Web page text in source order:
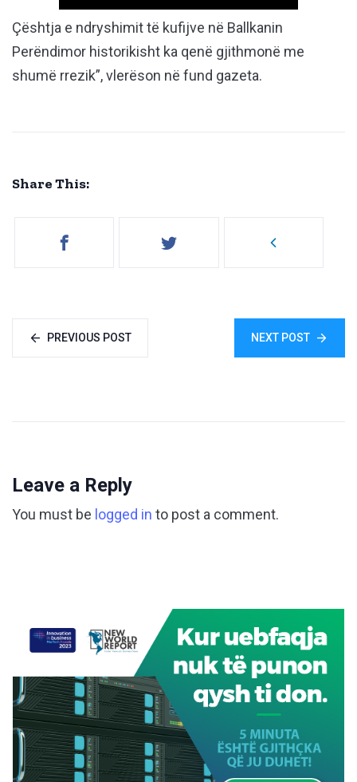
Çështja e ndryshimit të kufijve në Ballkanin
Perëndimor historikisht ka qenë gjithmonë me
shumë rrezik”, vlerëson në fund gazeta.
Share This:
PREVIOUS POST NEXT POST
Leave a Reply
You must be logged in to post a comment.